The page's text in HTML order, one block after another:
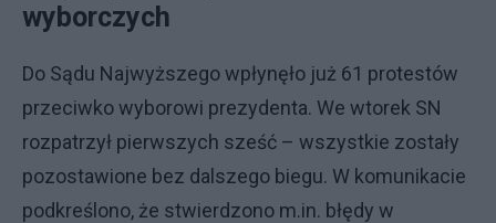
wyborczych
Do Sądu Najwyższego wpłynęło już 61 protestów
przeciwko wyborowi prezydenta. We wtorek SN
rozpatrzył pierwszych sześć – wszystkie zostały
pozostawione bez dalszego biegu. W komunikacie
podkreślono, że stwierdzono m.in. błędy w